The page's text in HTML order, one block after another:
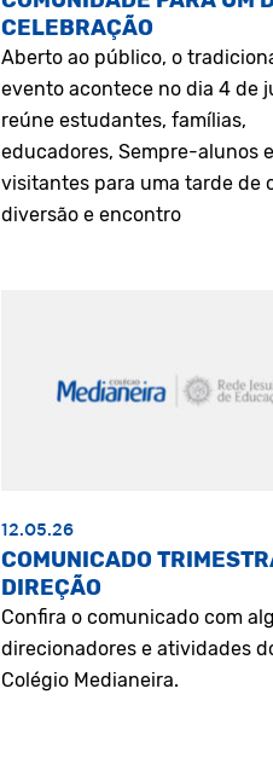
CELEBRAÇÃO
Aberto ao público, o
evento acontece no dia 4 de
reúne estudantes, famílias,
educadores, Sempre-alunos e
visitantes para uma tarde de
diversão e encontro
12.05.26
COMUNICADO
DIREÇÃO
Confira o comunicado com
direcionadores e atividades
Colégio Medianeira.